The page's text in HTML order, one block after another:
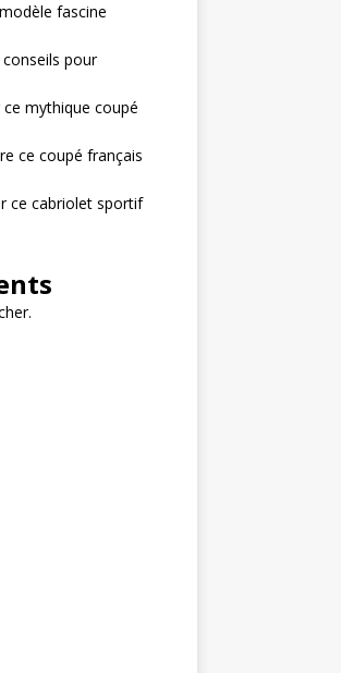
fascine
pour
mythique coupé
ce coupé français
ce cabriolet sportif